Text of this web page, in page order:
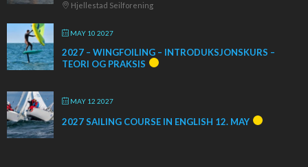
Hjellestad Seilforening
MAY 10 2027
2027 – WINGFOILING – INTRODUKSJONSKURS –
TEORI OG PRAKSIS
MAY 12 2027
2027 SAILING COURSE IN ENGLISH 12. MAY